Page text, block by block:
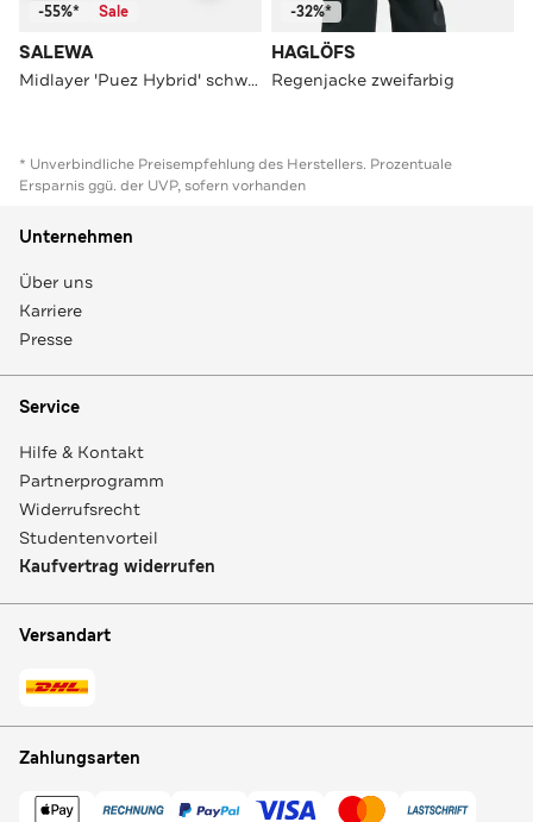
-55%* Sale
SALEWA
Midlayer 'Puez Hybrid' schwarz
-32%*
HAGLÖFS
Regenjacke zweifarbig
* Unverbindliche Preisempfehlung des Herstellers. Prozentuale
Ersparnis ggü. der UVP, sofern vorhanden
Unternehmen
Über uns
Karriere
Presse
Service
Hilfe & Kontakt
Partnerprogramm
Widerrufsrecht
Studentenvorteil
Kaufvertrag widerrufen
Versandart
Zahlungsarten